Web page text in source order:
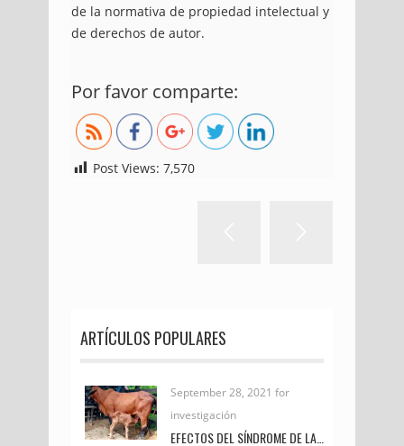
de la normativa de propiedad intelectual y
de derechos de autor.
Por favor comparte:
silencio-de-los-complices/
Post Views: 7,570
ARTÍCULOS POPULARES
September 28, 2021 for
investigación